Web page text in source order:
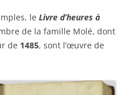
le Livre d’heures à
de la famille Molé, dont
de 1485, sont l’œuvre de